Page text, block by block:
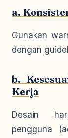
a.
Gunakan
dengan
b.
Kerja
Desain
pengguna